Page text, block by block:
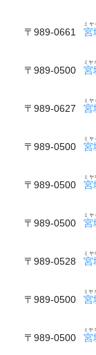
〒989-0661 宮
ミ
〒989-0500 宮
ミヤ
〒989-0627 宮
ミ
〒989-0500 宮
ミ
〒989-0500 宮
ミヤ
〒989-0500 宮
ミヤ
〒989-0528 宮
ミヤ
〒989-0500 宮
ミヤ
〒989-0500 宮
ミヤ